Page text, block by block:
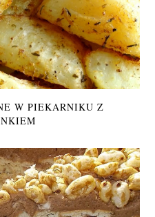
W PIEKARNIKU Z